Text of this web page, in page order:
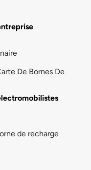
De Bornes De
de recharge